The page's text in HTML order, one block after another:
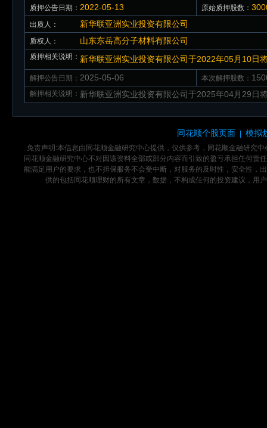
质押公告日期： 2022-05-13 原始质押股数：
出质人： 新华联亚洲实业投资有限公司
质权人： 山东东岳高分子材料有限公司
质押相关说明： 新华联亚洲实业投资有限公司于2022年05月10日
解押公告日期： 2025-05-06 本次解押股数：
解押相关说明： 新华联亚洲实业投资有限公司于2025年04月29日
同花顺个股页面 模拟
免责声明:本信息由同花顺金融研究中心提供，仅供参考，同花顺金融研究
同花顺金融研究中心不对因该资料全部或部分内容而引致的盈亏承担任何
能满足用户的要求，也不担保服务不会受中断，对服务的及时性，安全性，
供的包括同花顺理财的所有文章，数据，不构成任何的投资建议，用